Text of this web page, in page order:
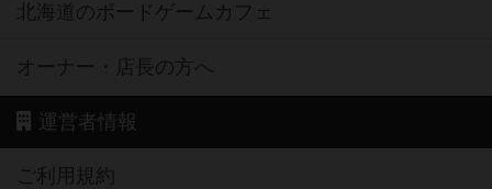
北海道のボードゲームカフェ
オーナー・店長の方へ
運営者情報
ご利用規約